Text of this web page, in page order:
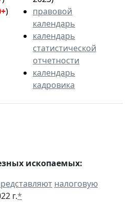
)
правовой
календарь
календарь
статистической
отчетности
календарь
кадровика
ископаемых:
налоговую
г.*